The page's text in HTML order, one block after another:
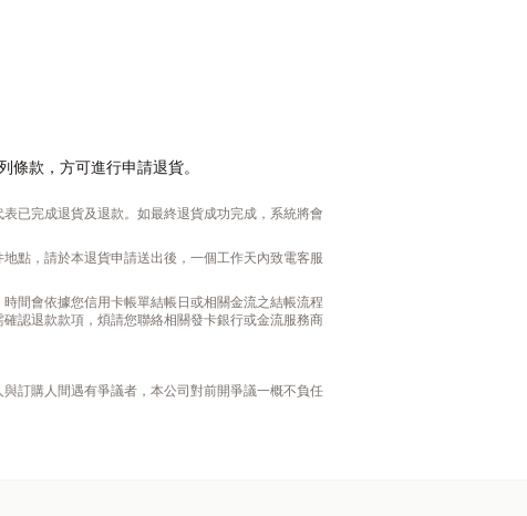
款，方可進行申請退貨。
已完成退貨及退款。如最終退貨成功完成，系統將會
點，請於本退貨申請送出後，一個工作天內致電客服
間會依據您信用卡帳單結帳日或相關金流之結帳流程
認退款款項，煩請您聯絡相關發卡銀行或金流服務商
訂購人間遇有爭議者，本公司對前開爭議一概不負任